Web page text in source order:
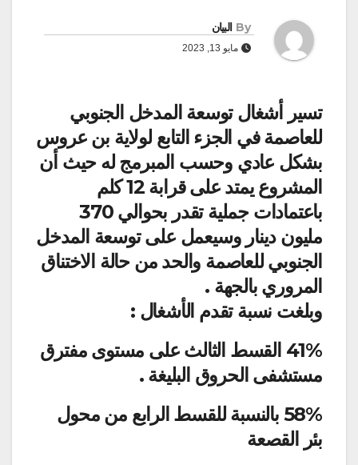
By البيان
مايو 13, 2023
تسير أشغال توسعة المدخل الجنوبي
للعاصمة في الجزء التابع لولاية بن عروس
بشكل عادي وحسب المبرمج له حيث أن
المشروع يمتد على قرابة 12 كلم
باعتمادات جملية تقدر بحوالي 370
مليون دينار وسيعمل على توسعة المدخل
الجنوبي للعاصمة والحد من حالة الاختناق
المروري بالجهة .
وبلغت نسبة تقدم الأشغال :
41% القسط الثالث على مستوى مفترق
مستشفى الحروق البليغة .
58% بالنسبة للقسط الرابع من محول
بئر القصعة